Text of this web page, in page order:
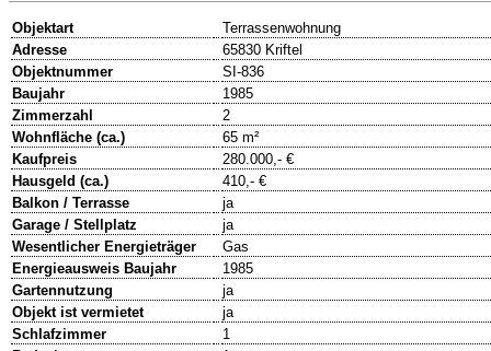
Objektart
Terrassenwohnung
Adresse
65830 Kriftel
Objektnummer
SI-836
Baujahr
1985
Zimmerzahl
2
Wohnfläche (ca.)
65 m²
Kaufpreis
280.000,- €
Hausgeld (ca.)
410,- €
Balkon / Terrasse
ja
Garage / Stellplatz
ja
Wesentlicher Energieträger
Gas
Energieausweis Baujahr
1985
Gartennutzung
ja
Objekt ist vermietet
ja
Schlafzimmer
1